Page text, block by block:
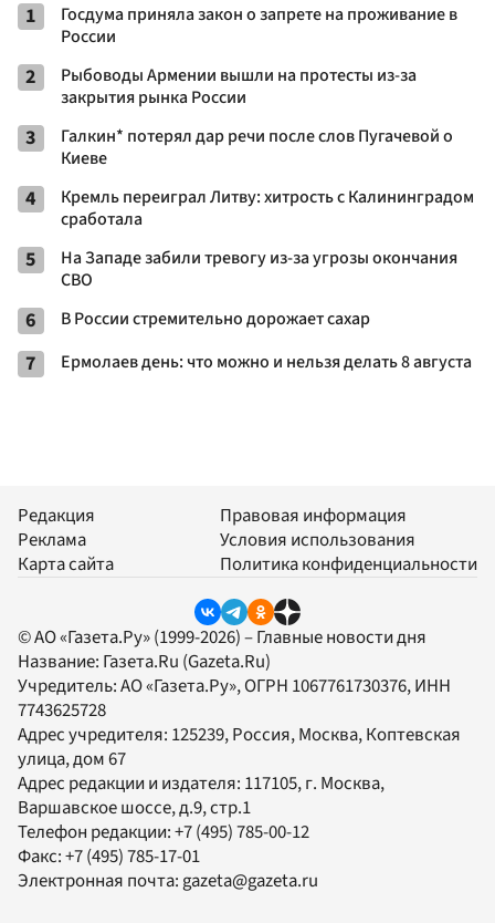
1
Госдума приняла закон о запрете на проживание в
России
2
Рыбоводы Армении вышли на протесты из-за
закрытия рынка России
3
Галкин* потерял дар речи после слов Пугачевой о
Киеве
4
Кремль переиграл Литву: хитрость с Калининградом
сработала
5
На Западе забили тревогу из-за угрозы окончания
СВО
6 В России стремительно дорожает сахар
7 Ермолаев день: что можно и нельзя делать 8 августа
Редакция
Реклама
Карта сайта
Правовая информация
Условия использования
Политика конфиденциальности
© АО «Газета.Ру» (1999-2026) – Главные новости дня
Название: Газета.Ru (Gazeta.Ru)
Учредитель:АО «Газета.Ру», ОГРН 1067761730376, ИНН
7743625728
Адрес учредителя: 125239, Россия, Москва, Коптевская
улица, дом 67
Адрес редакции и издателя: 117105, г. Москва,
Варшавское шоссе, д.9, стр.1
Телефон редакции:+7 (495) 785-00-12
Факс:+7 (495) 785-17-01
Электронная почта:gazeta@gazeta.ru